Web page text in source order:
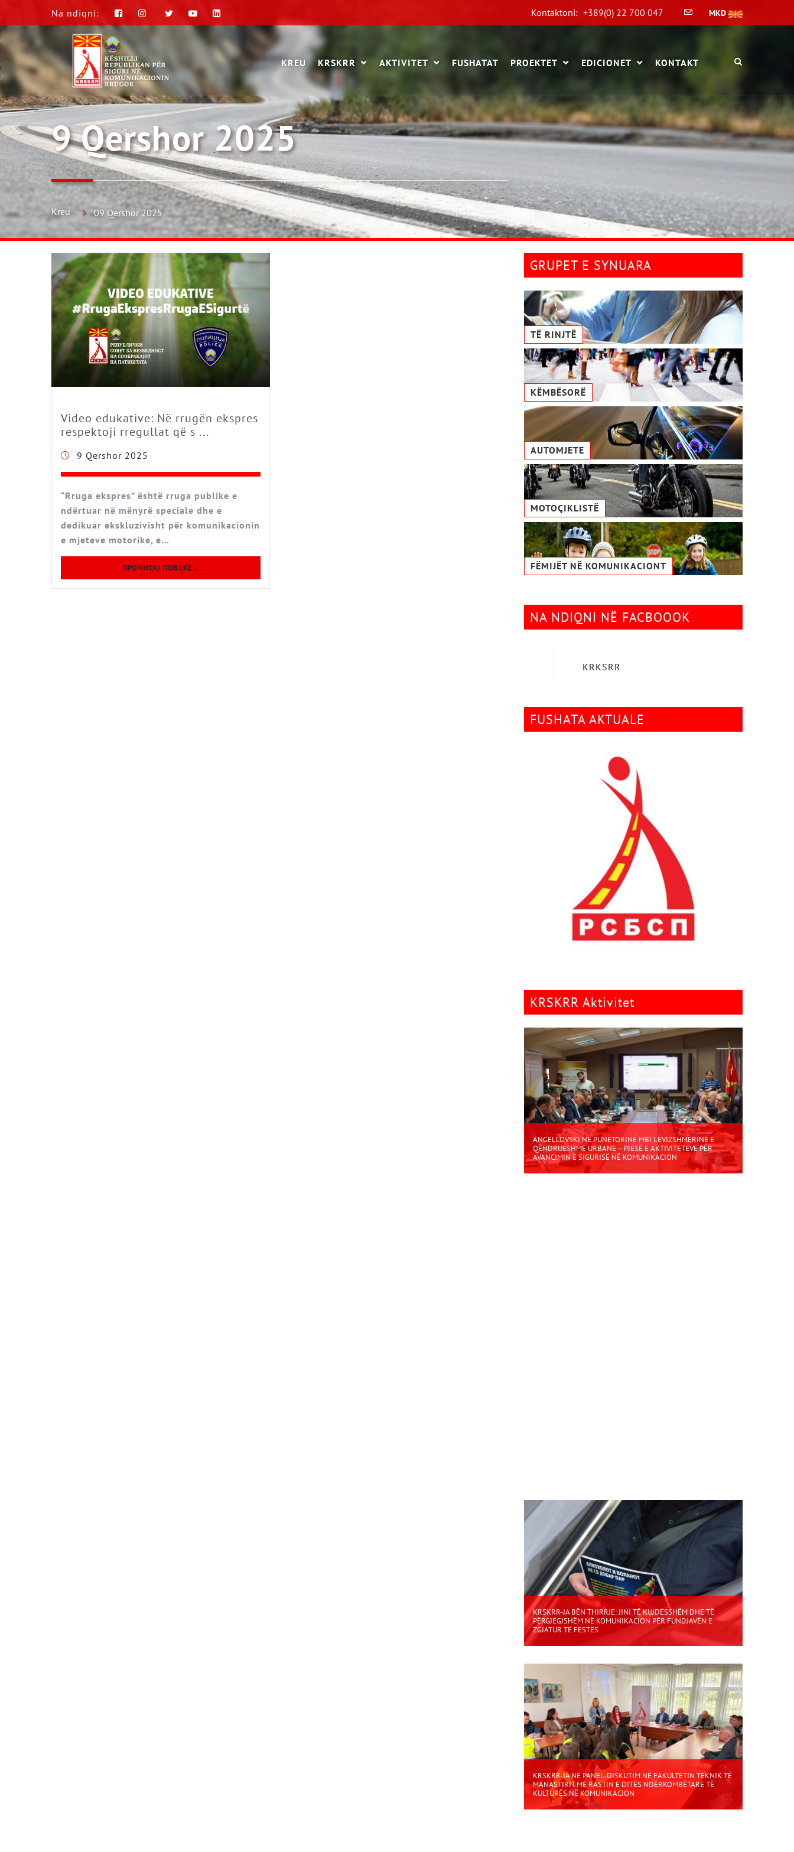
Na ndiqni: Kontaktoni: +389(0) 22 700 047 MKD
KREU KRSKRR AKTIVITET FUSHATAT PROEKTET EDICIONET KONTAKT
9 Qershor 2025
Kreu 09 Qershor 2025
Video edukative: Në rrugën ekspres
respektoji rregullat që s ...
9 Qershor 2025
“Rruga ekspres” është rruga publike e
ndërtuar në mënyrë speciale dhe e
dedikuar ekskluzivisht për komunikacionin
e mjeteve motorike, e…
ПРОЧИТАЈ ПОВЕЌЕ...
GRUPET E SYNUARA
TË RINJTË
KËMBËSORË
AUTOMJETE
MOTOÇIKLISTË
FËMIJËT NË KOMUNIKACIONТ
NA NDIQNI NË FACBOOOK
KRKSRR
FUSHATA AKTUALE
KRSKRR Aktivitet
ANGELLOVSKI NË PUNËTORINË MBI LËVIZSHMËRINË E
QËNDRUESHME URBANE – PJESË E AKTIVITETEVE PËR
AVANCIMIN E SIGURISË NË KOMUNIKACION
KRSKRR-JA BËN THIRRJE: JINI TË KUJDESSHËM DHE TË
PËRGJEGJSHËM NË KOMUNIKACION PËR FUNDJAVËN E
ZGJATUR TË FESTËS
KRSKRR-JA NË PANEL-DISKUTIM NË FAKULTETIN TEKNIK TË
MANASTIRIT ME RASTIN E DITËS NDËRKOMBËTARE TË
KULTURËS NË KOMUNIKACION